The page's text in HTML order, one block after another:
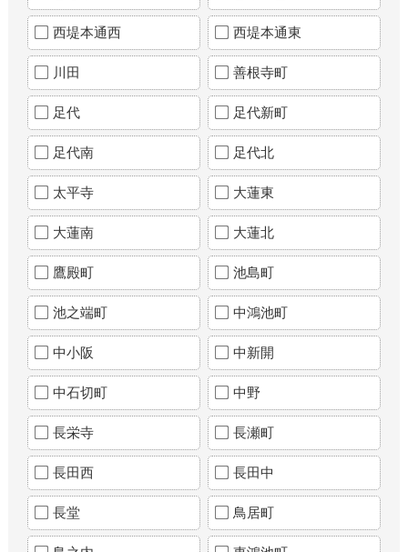
西堤本通西 西堤本通東
川田 善根寺町
足代 足代新町
足代南 足代北
太平寺 大蓮東
大蓮南 大蓮北
鷹殿町 池島町
池之端町 中鴻池町
中小阪 中新開
中石切町 中野
長栄寺 長瀬町
長田西 長田中
長堂 鳥居町